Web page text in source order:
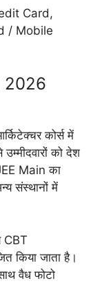
Card,
/ Mobile
2026
कोर्स में
को देश
Main का
संस्थानों में
CBT
किया जाता है।
वैध फोटो